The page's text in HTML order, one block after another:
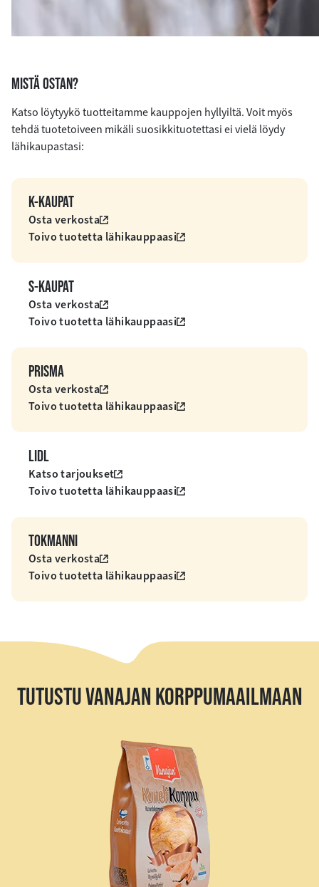
MISTÄ OSTAN?
Katso löytyykö tuotteitamme kauppojen hyllyiltä. Voit myös
tehdä tuotetoiveen mikäli suosikkituotettasi ei vielä löydy
lähikaupastasi:
K-KAUPAT
Osta verkosta
Toivo tuotetta lähikauppaasi
S-KAUPAT
Osta verkosta
Toivo tuotetta lähikauppaasi
PRISMA
Osta verkosta
Toivo tuotetta lähikauppaasi
LIDL
Katso tarjoukset
Toivo tuotetta lähikauppaasi
TOKMANNI
Osta verkosta
Toivo tuotetta lähikauppaasi
TUTUSTU VANAJAN KORPPUMAAILMAAN